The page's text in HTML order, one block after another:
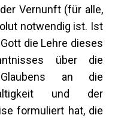
Vernunft (für alle,
notwendig ist. Ist
die Lehre dieses
über die
an die
und der
formuliert hat, die